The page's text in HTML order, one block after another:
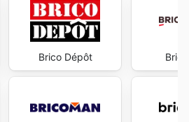
Brico Dépôt